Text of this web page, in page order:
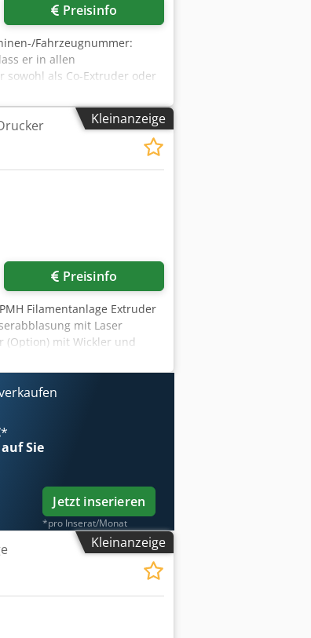
Preisinfo
Fahrzeugnummer:
er in allen
sowohl als Co-Extruder oder
Schläuche, oder zum
realisieren wir
mit nitrierter Garnitur
wir diesen Extruder auch
Kunststoffe, usw.
Kleinanzeige
Preisinfo
Filamentanlage Extruder
mit Laser
(Option) mit Wickler und
*
Sie
Jetzt inserieren
*pro Inserat/Monat
Kleinanzeige